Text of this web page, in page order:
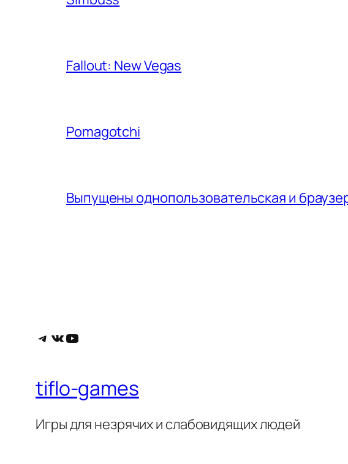
Fallout: New Vegas
Pomagotchi
Выпущены однопользовательская и
Telegram
ВКонтакте
YouTube
tiflo-games
Игры для незрячих и слабовидящих людей